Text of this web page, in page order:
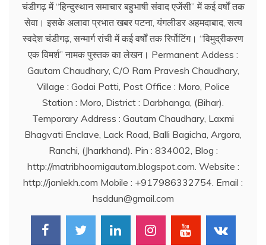
चंडीगढ़ में ‘‘हिन्दुस्थान समाचार बहुभाषी संवाद एजेंसी’’ में कई वर्षों तक
सेवा। इसके अलावा प्रभात खबर पटना, यंगलीडर अहमदाबाद, सत्य
स्वदेश चंडीगढ़, सन्मार्ग रांची में कई वर्षों तक रिर्पोटिंग। ‘‘विमुद्रीकरण
एक विमर्श’’ नामक पुस्तक का लेखन। Permanent Addess :
Gautam Chaudhary, C/O Ram Pravesh Chaudhary,
Village : Godai Patti, Post Office : Moro, Police
Station : Moro, District : Darbhanga, (Bihar).
Temporary Address : Gautam Chaudhary, Laxmi
Bhagvati Enclave, Lack Road, Balli Bagicha, Argora,
Ranchi, (Jharkhand). Pin : 834002, Blog :
http://matribhoomigautam.blogspot.com. Website :
http://janlekh.com Mobile : +917986332754. Email :
hsddun@gmail.com